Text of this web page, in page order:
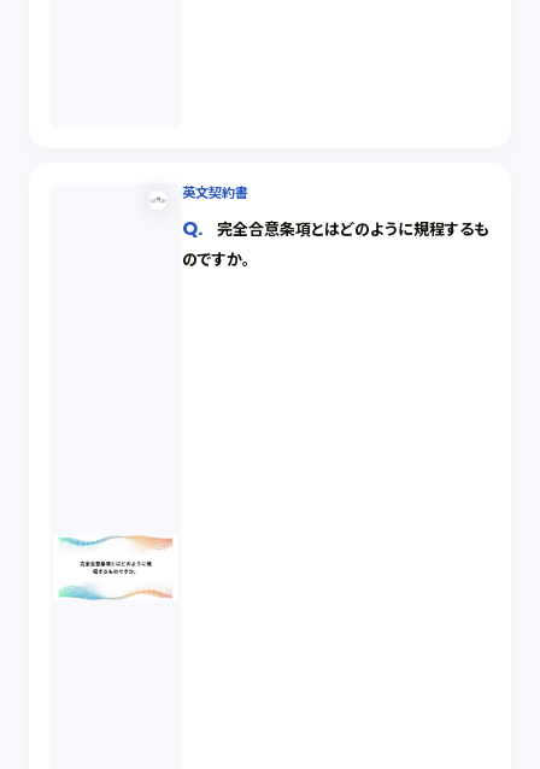
英文契約書
完全合意条項とはどのように規程するも
のですか。